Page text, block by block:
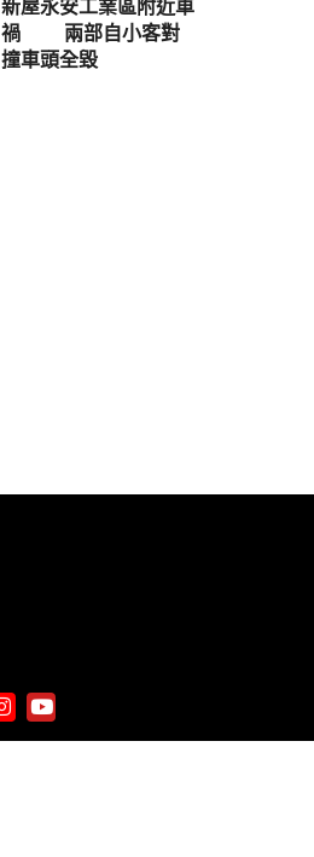
新屋永安工業區附近車
禍 兩部自小客對
撞車頭全毀